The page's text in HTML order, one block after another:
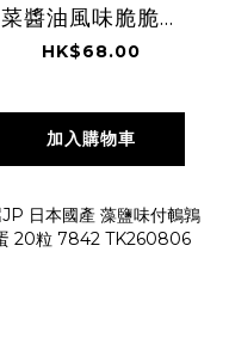
菜醬油風味脆脆粒
米餅 220g 5220
HK$68.00
加入購物車